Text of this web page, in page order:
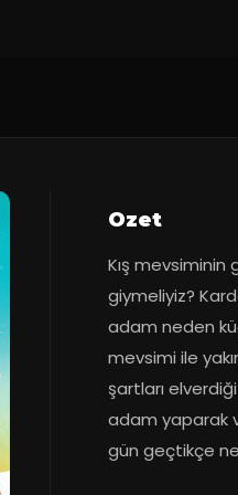
Ozet
Kış mevsiminin
giymeliyiz?
adam neden
mevsimi ile
şartları
adam yaparak
gün geçtikçe